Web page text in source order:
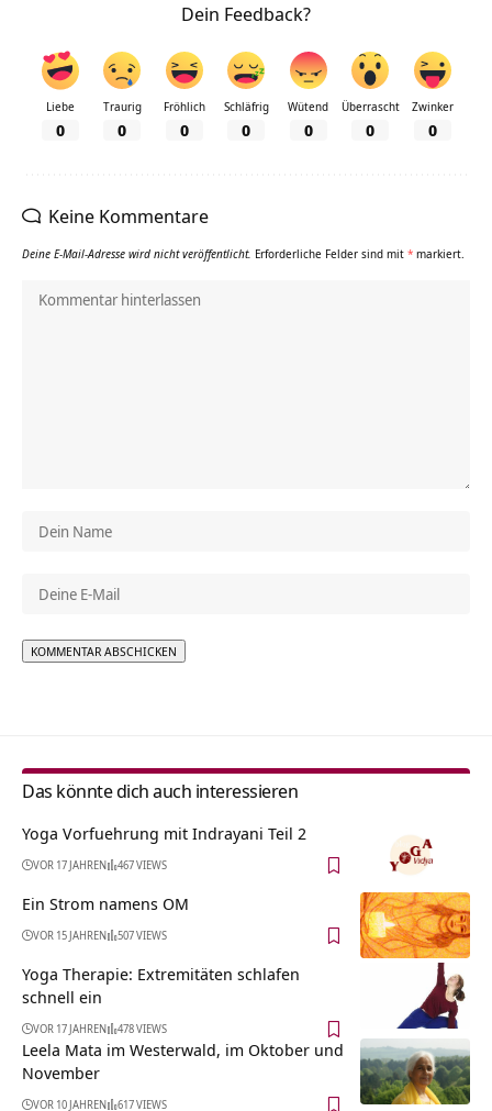
Dein Feedback?
Liebe
0
Traurig
0
Fröhlich
0
Schläfrig
0
Wütend
0
Überrascht
0
Zwinker
0
Keine Kommentare
Deine E-Mail-Adresse wird nicht veröffentlicht. Erforderliche Felder sind mit * markiert.
Das könnte dich auch interessieren
Yoga Vorfuehrung mit Indrayani Teil 2
VOR 17 JAHREN 467 VIEWS
Ein Strom namens OM
VOR 15 JAHREN 507 VIEWS
Yoga Therapie: Extremitäten schlafen
schnell ein
VOR 17 JAHREN 478 VIEWS
Leela Mata im Westerwald, im Oktober und
November
VOR 10 JAHREN 617 VIEWS